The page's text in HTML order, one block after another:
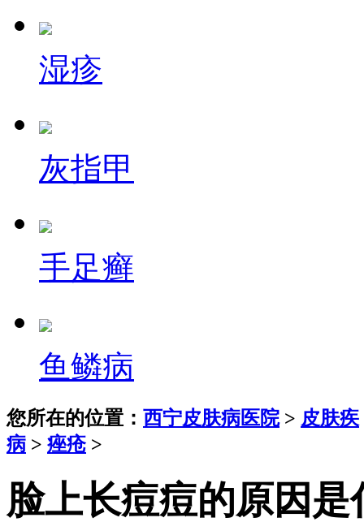
湿疹
灰指甲
手足癣
鱼鳞病
您所在的位置： 西宁皮肤病医院> 皮肤疾
病 > 痤疮 >
脸上长痘痘的原因是